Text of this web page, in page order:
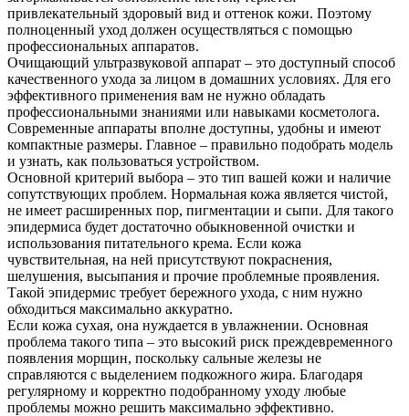
привлекательный здоровый вид и оттенок кожи. Поэтому
полноценный уход должен осуществляться с помощью
профессиональных аппаратов.
Очищающий ультразвуковой аппарат – это доступный способ
качественного ухода за лицом в домашних условиях. Для его
эффективного применения вам не нужно обладать
профессиональными знаниями или навыками косметолога.
Современные аппараты вполне доступны, удобны и имеют
компактные размеры. Главное – правильно подобрать модель
и узнать, как пользоваться устройством.
Основной критерий выбора – это тип вашей кожи и наличие
сопутствующих проблем. Нормальная кожа является чистой,
не имеет расширенных пор, пигментации и сыпи. Для такого
эпидермиса будет достаточно обыкновенной очистки и
использования питательного крема. Если кожа
чувствительная, на ней присутствуют покраснения,
шелушения, высыпания и прочие проблемные проявления.
Такой эпидермис требует бережного ухода, с ним нужно
обходиться максимально аккуратно.
Если кожа сухая, она нуждается в увлажнении. Основная
проблема такого типа – это высокий риск преждевременного
появления морщин, поскольку сальные железы не
справляются с выделением подкожного жира. Благодаря
регулярному и корректно подобранному уходу любые
проблемы можно решить максимально эффективно.